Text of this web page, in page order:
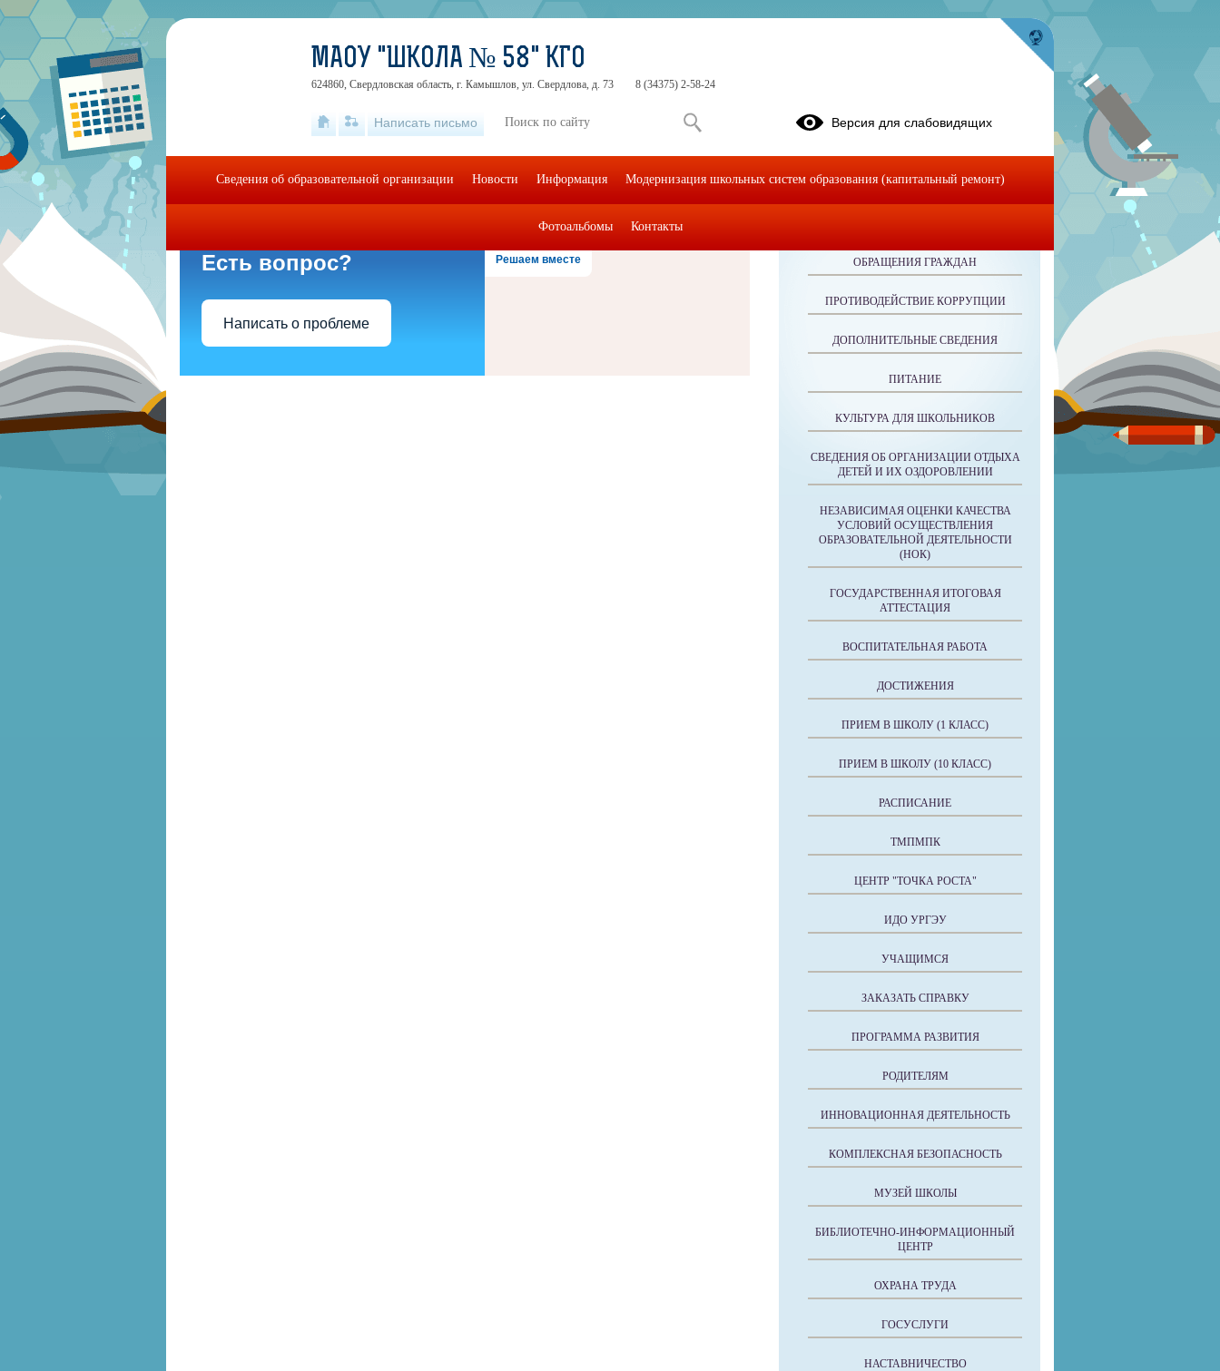
Решаем вместе
Есть вопрос?
Написать о проблеме
ОБРАЩЕНИЯ ГРАЖДАН
ПРОТИВОДЕЙСТВИЕ КОРРУПЦИИ
ДОПОЛНИТЕЛЬНЫЕ СВЕДЕНИЯ
ПИТАНИЕ
КУЛЬТУРА ДЛЯ ШКОЛЬНИКОВ
СВЕДЕНИЯ ОБ ОРГАНИЗАЦИИ ОТДЫХА
ДЕТЕЙ И ИХ ОЗДОРОВЛЕНИИ
НЕЗАВИСИМАЯ ОЦЕНКИ КАЧЕСТВА
УСЛОВИЙ ОСУЩЕСТВЛЕНИЯ
ОБРАЗОВАТЕЛЬНОЙ ДЕЯТЕЛЬНОСТИ
(НОК)
ГОСУДАРСТВЕННАЯ ИТОГОВАЯ
АТТЕСТАЦИЯ
ВОСПИТАТЕЛЬНАЯ РАБОТА
ДОСТИЖЕНИЯ
ПРИЕМ В ШКОЛУ (1 КЛАСС)
ПРИЕМ В ШКОЛУ (10 КЛАСС)
РАСПИСАНИЕ
ТМПМПК
ЦЕНТР "ТОЧКА РОСТА"
ИДО УРГЭУ
УЧАЩИМСЯ
ЗАКАЗАТЬ СПРАВКУ
ПРОГРАММА РАЗВИТИЯ
РОДИТЕЛЯМ
ИННОВАЦИОННАЯ ДЕЯТЕЛЬНОСТЬ
КОМПЛЕКСНАЯ БЕЗОПАСНОСТЬ
МУЗЕЙ ШКОЛЫ
БИБЛИОТЕЧНО-ИНФОРМАЦИОННЫЙ
ЦЕНТР
ОХРАНА ТРУДА
ГОСУСЛУГИ
НАСТАВНИЧЕСТВО
МАОУ "ШКОЛА № 58" КГО
624860, Свердловская область, г. Камышлов, ул. Свердлова, д. 73 8 (34375) 2-58-24
Написать письмо Версия для слабовидящих
Сведения об образовательной организации Новости Информация Модернизация школьных систем образования (капитальный ремонт)
Фотоальбомы Контакты